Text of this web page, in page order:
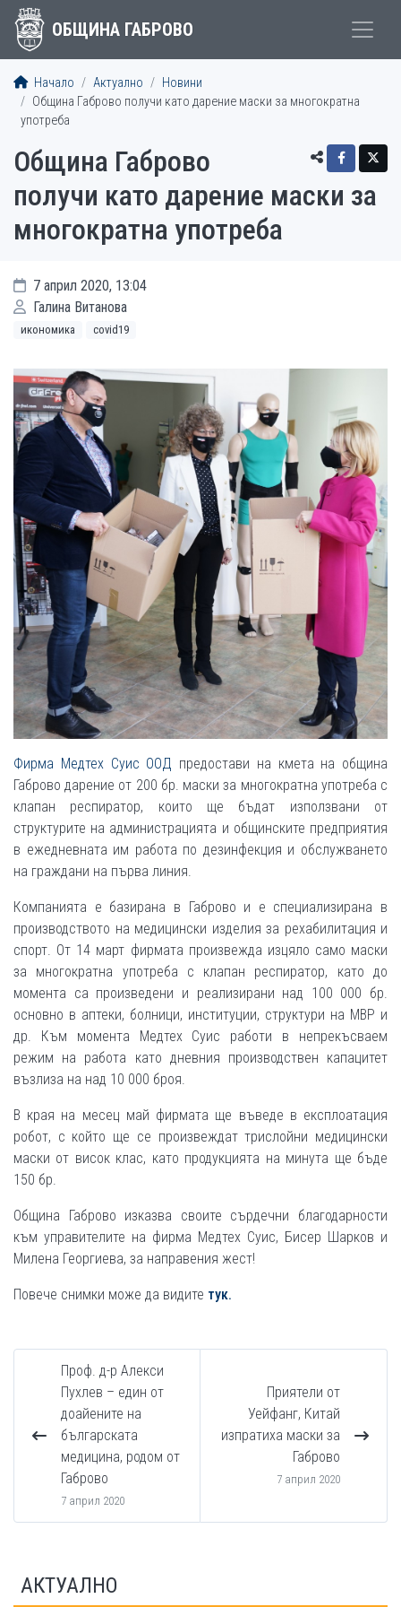
ОБЩИНА ГАБРОВО
Начало Актуално
Новини
Община Габрово получи като дарение маски за многократна
употреба
Община Габрово
получи като дарение маски за
многократна употреба
7 април 2020, 13:04
Галина Витанова
икономика covid19
Фирма Медтех Суис ООД предостави на кмета на община
Габрово дарение от 200 бр. маски за многократна употреба с
клапан респиратор, които ще бъдат използвани от
структурите на администрацията и общинските предприятия
в ежедневната им работа по дезинфекция и обслужването
на граждани на първа линия.
Компанията е базирана в Габрово и е специализирана в
производството на медицински изделия за рехабилитация и
спорт. От 14 март фирмата произвежда изцяло само маски
за многократна употреба с клапан респиратор, като до
момента са произведени и реализирани над 100 000 бр.
основно в аптеки, болници, институции, структури на МВР и
др. Към момента Медтех Суис работи в непрекъсваем
режим на работа като дневния производствен капацитет
възлиза на над 10 000 броя.
В края на месец май фирмата ще въведе в експлоатация
робот, с който ще се произвеждат трислойни медицински
маски от висок клас, като продукцията на минута ще бъде
150 бр.
Община Габрово изказва своите сърдечни благодарности
към управителите на фирма Медтех Суис, Бисер Шарков и
Милена Георгиева, за направения жест!
Повече снимки може да видите тук.
Проф. д-р Алекси
Пухлев – един от
доайените на
българската
медицина, родом от
Габрово
7 април 2020
Приятели от
Уейфанг, Китай
изпратиха маски за
Габрово
7 април 2020
АКТУАЛНО